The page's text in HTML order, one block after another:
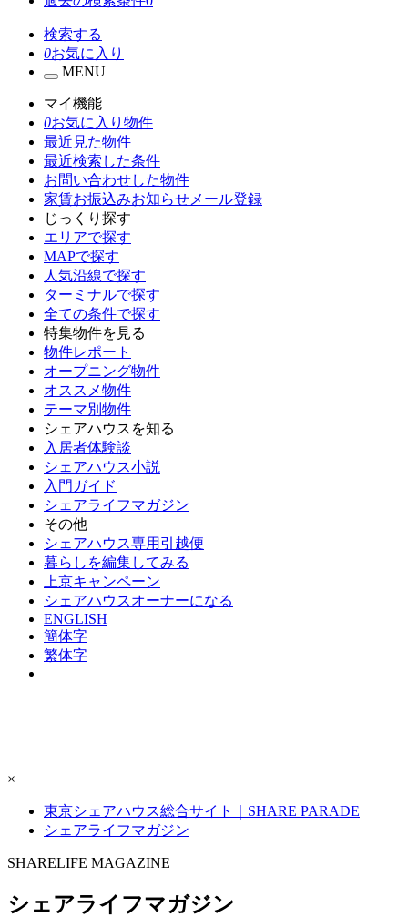
検索する
0お気に入り
MENU
マイ機能
0お気に入り物件
最近見た物件
最近検索した条件
お問い合わせした物件
家賃お振込みお知らせメール登録
じっくり探す
エリアで探す
MAPで探す
人気沿線で探す
ターミナルで探す
全ての条件で探す
特集物件を見る
物件レポート
オープニング物件
オススメ物件
テーマ別物件
シェアハウスを知る
入居者体験談
シェアハウス小説
入門ガイド
シェアライフマガジン
その他
シェアハウス専用引越便
暮らしを編集してみる
上京キャンペーン
シェアハウスオーナーになる
ENGLISH
簡体字
繁体字
×
東京シェアハウス総合サイト｜SHARE PARADE
シェアライフマガジン
SHARELIFE MAGAZINE
シェアライフマガジン